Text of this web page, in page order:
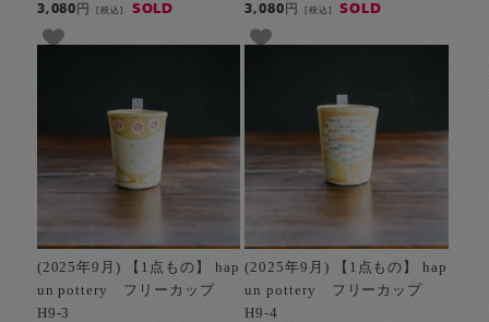
3,080円[税込] SOLD 3,080円 [税込] SOLD
(2025年9月) 【1点もの】 hap
un pottery フリーカップ
H9-3
(2025年9月) 【1点もの】 hap
un pottery フリーカップ
H9-4